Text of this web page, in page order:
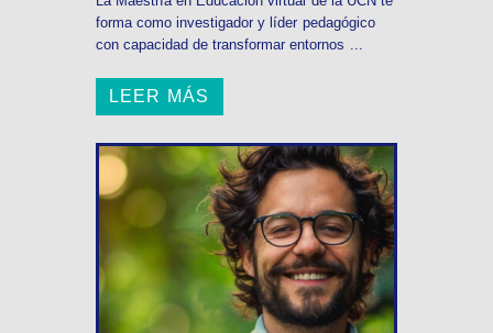
forma como investigador y líder pedagógico
con capacidad de transformar entornos ...
LEER MÁS